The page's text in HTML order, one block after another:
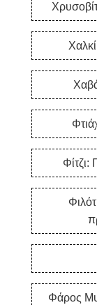
Φίτζι:
Φάρος